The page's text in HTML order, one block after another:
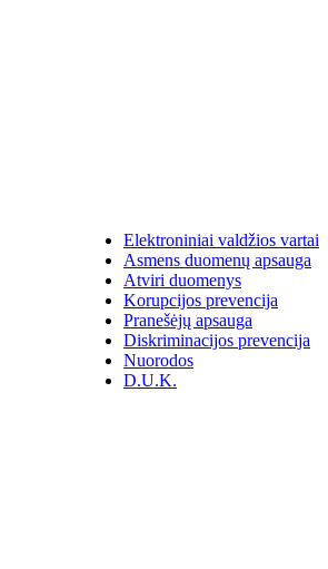
Elektroniniai valdžios vartai
Asmens duomenų apsauga
Atviri duomenys
Korupcijos prevencija
Pranešėjų apsauga
Diskriminacijos prevencija
Nuorodos
D.U.K.